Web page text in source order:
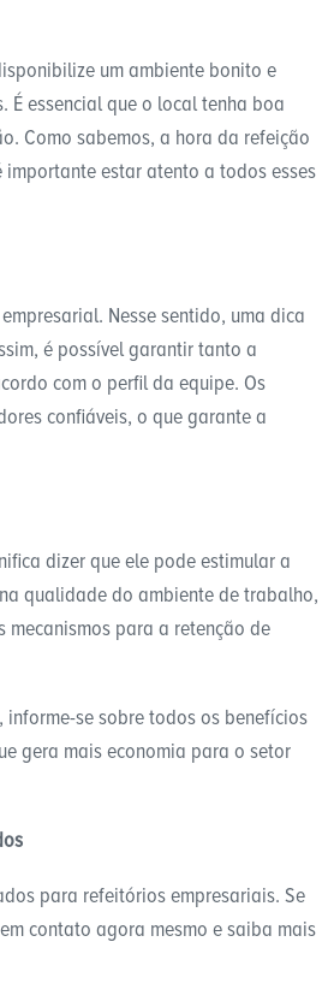
um ambiente bonito e
É essencial que o local tenha boa
Como sabemos, a hora da refeição
estar atento a todos esses
Nesse sentido, uma dica
é possível garantir tanto a
com o perfil da equipe. Os
confiáveis, o que garante a
dizer que ele pode estimular a
qualidade do ambiente de trabalho,
para a retenção de
informe-se sobre todos os benefícios
gera mais economia para o setor
para refeitórios empresariais. Se
contato agora mesmo e saiba mais